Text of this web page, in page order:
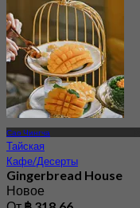
Сао Чингча
Тайская
Кафе/Десерты
Gingerbread House
Новое